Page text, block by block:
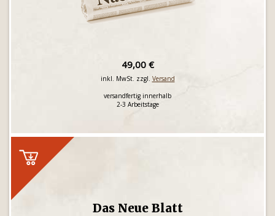
49,00 €
inkl. MwSt. zzgl. Versand
versandfertig innerhalb
2-3 Arbeitstage
Das Neue Blatt